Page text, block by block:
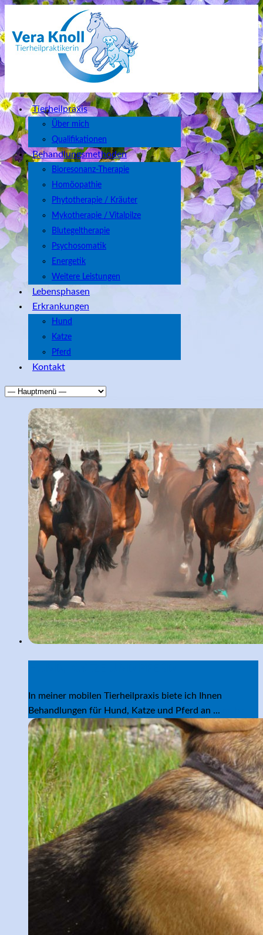
Tierheilpraxis
Über mich
Qualifikationen
Behandlungsmethoden
Bioresonanz-Therapie
Homöopathie
Phytotherapie / Kräuter
Mykotherapie / Vitalpilze
Blutegeltherapie
Psychosomatik
Energetik
Weitere Leistungen
Lebensphasen
Erkrankungen
Hund
Katze
Pferd
Kontakt
In meiner mobilen Tierheilpraxis biete ich Ihnen
Behandlungen für Hund, Katze und Pferd an ...